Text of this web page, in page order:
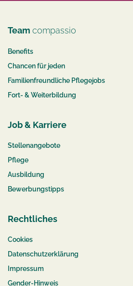
Team compassio
Benefits
Chancen für jeden
Familienfreundliche Pflegejobs
Fort- & Weiterbildung
Job & Karriere
Stellenangebote
Pflege
Ausbildung
Bewerbungstipps
Rechtliches
Cookies
Datenschutzerklärung
Impressum
Gender-Hinweis